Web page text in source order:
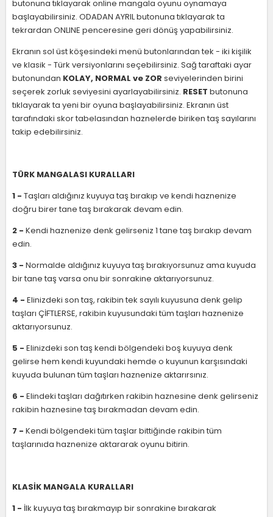
butonuna tıklayarak online mangala oyunu oynamaya
başlayabilirsiniz. ODADAN AYRIL butonuna tıklayarak ta
tekrardan ONLINE penceresine geri dönüş yapabilirsiniz.
Ekranın sol üst köşesindeki menü butonlarından tek - iki kişilik
ve klasik - Türk versiyonlarını seçebilirsiniz. Sağ taraftaki ayar
butonundan KOLAY, NORMAL ve ZOR seviyelerinden birini
seçerek zorluk seviyesini ayarlayabilirsiniz. RESET butonuna
tıklayarak ta yeni bir oyuna başlayabilirsiniz. Ekranın üst
tarafındaki skor tabelasından haznelerde biriken taş sayılarını
takip edebilirsiniz.
TÜRK MANGALASI KURALLARI
1 - Taşları aldığınız kuyuya taş bırakıp ve kendi haznenize
doğru birer tane taş bırakarak devam edin.
2 - Kendi haznenize denk gelirseniz 1 tane taş bırakıp devam
edin.
3 - Normalde aldığınız kuyuya taş bırakıyorsunuz ama kuyuda
bir tane taş varsa onu bir sonrakine aktarıyorsunuz.
4 - Elinizdeki son taş, rakibin tek sayılı kuyusuna denk gelip
taşları ÇİFTLERSE, rakibin kuyusundaki tüm taşları haznenize
aktarıyorsunuz.
5 - Elinizdeki son taş kendi bölgendeki boş kuyuya denk
gelirse hem kendi kuyundaki hemde o kuyunun karşısındaki
kuyuda bulunan tüm taşları haznenize aktarırsınız.
6 - Elindeki taşları dağıtırken rakibin haznesine denk gelirseniz
rakibin haznesine taş bırakmadan devam edin.
7 - Kendi bölgendeki tüm taşlar bittiğinde rakibin tüm
taşlarınıda haznenize aktararak oyunu bitirin.
KLASİK MANGALA KURALLARI
1 - İlk kuyuya taş bırakmayıp bir sonrakine bırakarak